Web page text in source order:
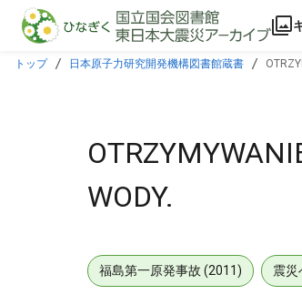
本文に飛ぶ
トップ 日本原子力研究開発機構図書館蔵書
WODY.
福島第一原発事故 (2011) 震災